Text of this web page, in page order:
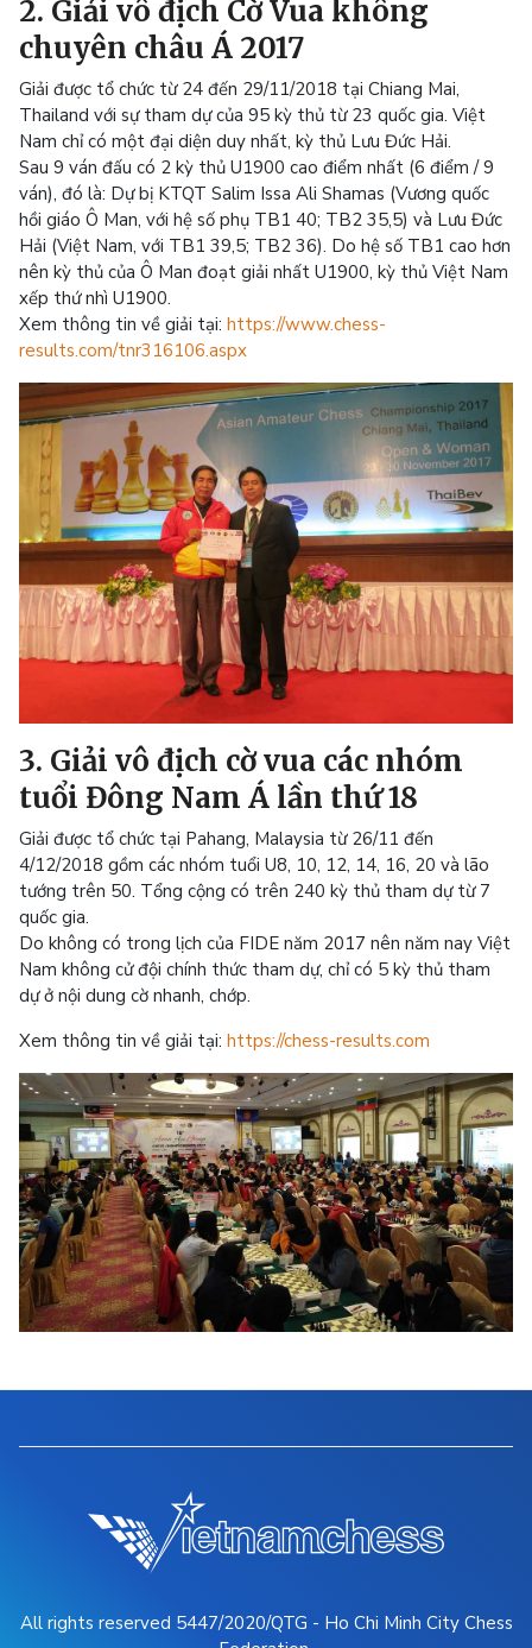
2. Giải vô địch Cờ Vua không
chuyên châu Á 2017
Giải được tổ chức từ 24 đến 29/11/2018 tại Chiang Mai,
Thailand với sự tham dự của 95 kỳ thủ từ 23 quốc gia. Việt
Nam chỉ có một đại diện duy nhất, kỳ thủ Lưu Đức Hải.
Sau 9 ván đấu có 2 kỳ thủ U1900 cao điểm nhất (6 điểm / 9
ván), đó là: Dự bị KTQT Salim Issa Ali Shamas (Vương quốc
hồi giáo Ô Man, với hệ số phụ TB1 40; TB2 35,5) và Lưu Đức
Hải (Việt Nam, với TB1 39,5; TB2 36). Do hệ số TB1 cao hơn
nên kỳ thủ của Ô Man đoạt giải nhất U1900, kỳ thủ Việt Nam
xếp thứ nhì U1900.
Xem thông tin về giải tại: https://www.chess-
results.com/tnr316106.aspx
3. Giải vô địch cờ vua các nhóm
tuổi Đông Nam Á lần thứ 18
Giải được tổ chức tại Pahang, Malaysia từ 26/11 đến
4/12/2018 gồm các nhóm tuổi U8, 10, 12, 14, 16, 20 và lão
tướng trên 50. Tổng cộng có trên 240 kỳ thủ tham dự từ 7
quốc gia.
Do không có trong lịch của FIDE năm 2017 nên năm nay Việt
Nam không cử đội chính thức tham dự, chỉ có 5 kỳ thủ tham
dự ở nội dung cờ nhanh, chớp.
Xem thông tin về giải tại: https://chess-results.com
All rights reserved 5447/2020/QTG - Ho Chi Minh City Chess